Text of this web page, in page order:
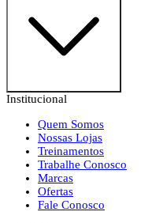
Institucional
Quem Somos
Nossas Lojas
Treinamentos
Trabalhe Conosco
Marcas
Ofertas
Fale Conosco